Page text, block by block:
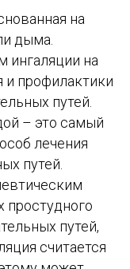
на
дыма.
ингаляции на
и профилактики
путей.
– это самый
лечения
путей.
простудного
путей,
считается